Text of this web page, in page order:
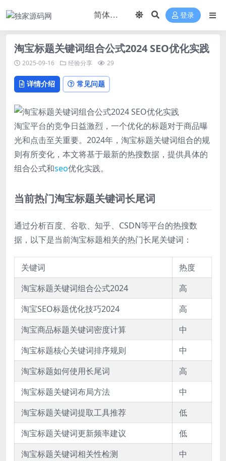
登录
淘宝标题关键词组合公式2024 SEO优化实践
2025-09-16 经验分享 29
详情介绍 常见问题
淘宝平台的竞争日益激烈，一个优化的标题对于商品曝
光和点击至关重要。2024年，淘宝标题关键词组合的规
则有所变化，本文将基于最新的热搜数据，提供具体的
组合公式和seo优化实践。
当前热门淘宝标题关键词长尾词
通过分析百度、谷歌、知乎、CSDN等平台的热搜数
据，以下是当前淘宝标题相关的热门长尾关键词：
关键词
热度
淘宝标题关键词组合公式2024
高
淘宝SEO标题优化技巧2024
高
淘宝商品标题关键词密度计算
中
淘宝标题核心关键词排序规则
中
淘宝标题如何使用长尾词
高
淘宝标题关键词布局方法
中
淘宝标题关键词提取工具推荐
低
淘宝标题关键词更新频率建议
低
淘宝标题关键词相关性检测
中